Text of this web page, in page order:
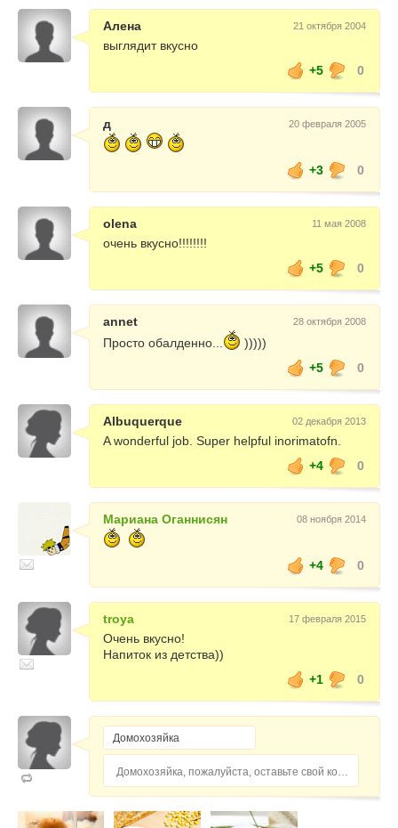
Алена 21 октября 2004
выглядит вкусно
+5
0
д 20 февраля 2005
+3 0
olena 11 мая 2008
очень вкусно!!!!!!!!
+5
0
annet 28 октября 2008
Просто обалденно...
)))))
+5
0
Albuquerque 02 декабря 2013
A wonderful job. Super helpful inorimatofn.
+4
0
Мариана Оганнисян 08 ноября 2014
+4 0
troya 17 февраля 2015
Очень вкусно!
Напиток из детства))
+1
0
Домохозяйка, пожалуйста, оставьте свой комментарий...